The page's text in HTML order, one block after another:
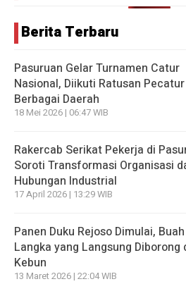
Berita Terbaru
Pasuruan Gelar Turnamen Catur
Nasional, Diikuti Ratusan
Berbagai Daerah
18 Mei 2026 | 06:47 WIB
Rakercab Serikat Pekerja di
Soroti Transformasi Organisasi
Hubungan Industrial
17 April 2026 | 13:29 WIB
Panen Duku Rejoso Dimulai, Buah
Langka yang Langsung Diborong
Kebun
13 Maret 2026 | 22:04 WIB